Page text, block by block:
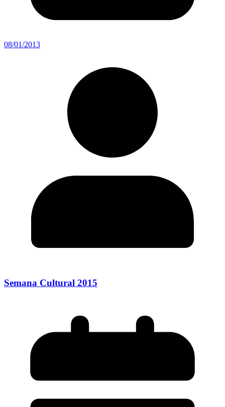
08/01/2013
Semana Cultural 2015